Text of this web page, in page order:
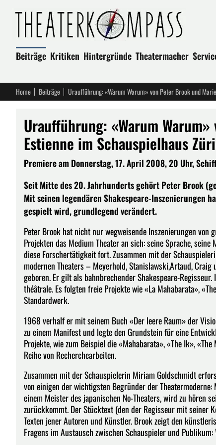
Beiträge Kritiken Hintergründe Theatermacher
Home Beiträge Uraufführung: «Warum Warum» von Peter Brook und
Uraufführung: «Warum
Estienne im Schauspielhaus
Premiere am Donnerstag, 17. April 2008, 20 Uhr,
Seit Mitte des 20. Jahrhunderts gehört Peter Brook
Mit seinen legendären Shakespeare-Inszenierungen
gespielt wird, grundlegend verändert.
Peter Brook hat nicht nur wegweisende Inszenierungen
Projekten das Medium Theater an sich: seine Sprache,
diese Forschertätigkeit fort. Zusammen mit der
modernen Theaters – Meyerhold, Stanislawski,Artaud,
geboren. Er gilt als bahnbrechender Shakespeare-
théâtrale. Es folgten freie Projekte wie «La Mahabarata»,
Standardwerk.
1968 verhalf er mit seinem Buch «Der leere Raum» der
zu einem Manifest und legte den Grundstein für eine
Projekte, wie zum Beispiel die «Mahabarata», «The Ik»,
Reihe von Recherchearbeiten.
Zusammen mit der Schauspielerin Miriam Goldschmidt
von einigen der wichtigsten Begründer der
einem Meister des japanischen No-Theaters, wird zu hören
zurückkommt. Der Stücktext (den der Regisseur mit seiner
Texten jener Autoren und Künstler. Brook zeigt den
Fragens im Austausch zwischen Schauspieler und